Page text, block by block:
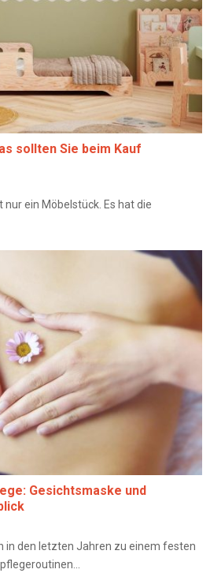
sollten Sie beim Kauf
ein Möbelstück. Es hat die
Gesichtsmaske und
in den letzten Jahren zu einem festen